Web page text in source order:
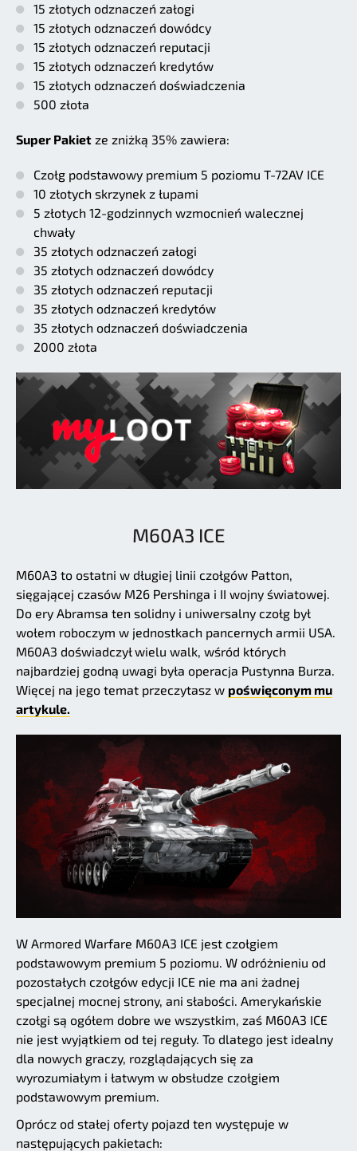
15 złotych odznaczeń załogi
15 złotych odznaczeń dowódcy
15 złotych odznaczeń reputacji
15 złotych odznaczeń kredytów
15 złotych odznaczeń doświadczenia
500 złota
Super Pakiet ze zniżką 35% zawiera:
Czołg podstawowy premium 5 poziomu T-72AV ICE
10 złotych skrzynek z łupami
5 złotych 12-godzinnych wzmocnień walecznej
chwały
35 złotych odznaczeń załogi
35 złotych odznaczeń dowódcy
35 złotych odznaczeń reputacji
35 złotych odznaczeń kredytów
35 złotych odznaczeń doświadczenia
2000 złota
M60A3 ICE
M60A3 to ostatni w długiej linii czołgów Patton,
sięgającej czasów M26 Pershinga i II wojny światowej.
Do ery Abramsa ten solidny i uniwersalny czołg był
wołem roboczym w jednostkach pancernych armii USA.
M60A3 doświadczył wielu walk, wśród których
najbardziej godną uwagi była operacja Pustynna Burza.
Więcej na jego temat przeczytasz w poświęconym mu
artykule.
W Armored Warfare M60A3 ICE jest czołgiem
podstawowym premium 5 poziomu. W odróżnieniu od
pozostałych czołgów edycji ICE nie ma ani żadnej
specjalnej mocnej strony, ani słabości. Amerykańskie
czołgi są ogółem dobre we wszystkim, zaś M60A3 ICE
nie jest wyjątkiem od tej reguły. To dlatego jest idealny
dla nowych graczy, rozglądających się za
wyrozumiałym i łatwym w obsłudze czołgiem
podstawowym premium.
Oprócz od stałej oferty pojazd ten występuje w
następujących pakietach: